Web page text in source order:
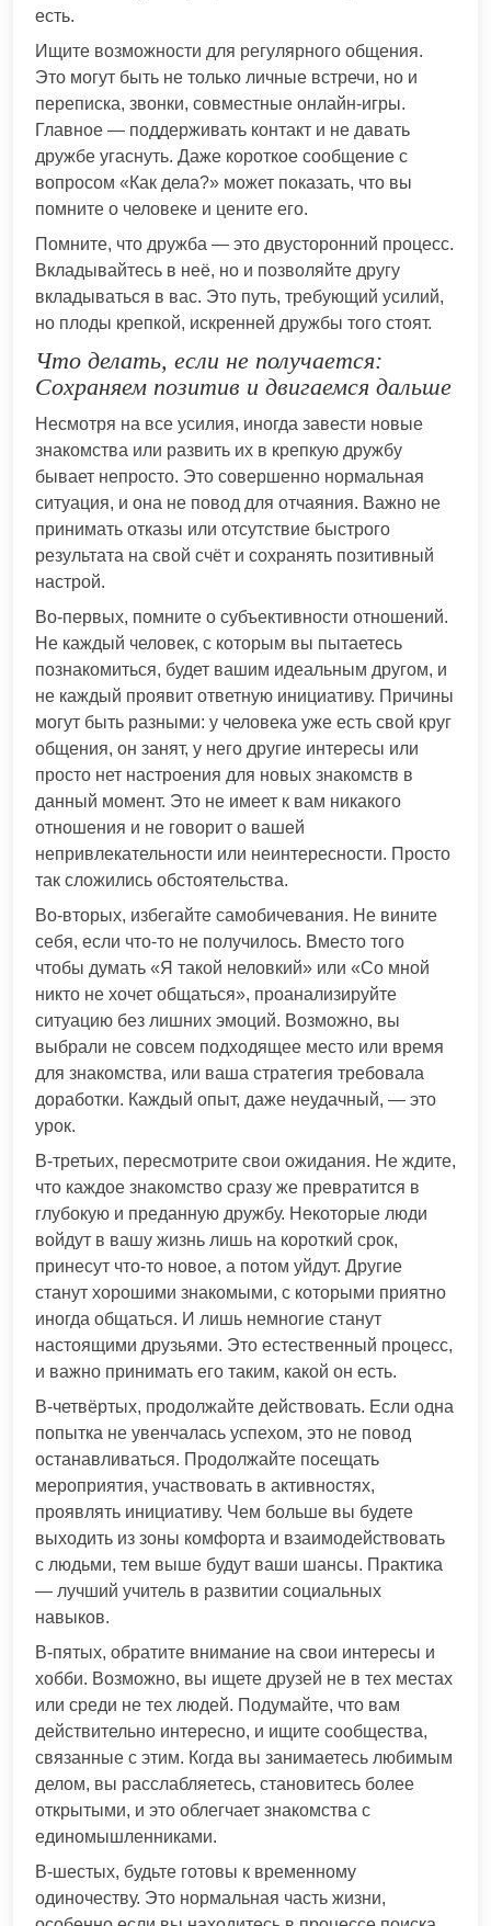
есть.
Ищите возможности для регулярного общения.
Это могут быть не только личные встречи, но и
переписка, звонки, совместные онлайн-игры.
Главное — поддерживать контакт и не давать
дружбе угаснуть. Даже короткое сообщение с
вопросом «Как дела?» может показать, что вы
помните о человеке и цените его.
Помните, что дружба — это двусторонний процесс.
Вкладывайтесь в неё, но и позволяйте другу
вкладываться в вас. Это путь, требующий усилий,
но плоды крепкой, искренней дружбы того стоят.
Что делать, если не получается:
Сохраняем позитив и двигаемся дальше
Несмотря на все усилия, иногда завести новые
знакомства или развить их в крепкую дружбу
бывает непросто. Это совершенно нормальная
ситуация, и она не повод для отчаяния. Важно не
принимать отказы или отсутствие быстрого
результата на свой счёт и сохранять позитивный
настрой.
Во-первых, помните о субъективности отношений.
Не каждый человек, с которым вы пытаетесь
познакомиться, будет вашим идеальным другом, и
не каждый проявит ответную инициативу. Причины
могут быть разными: у человека уже есть свой круг
общения, он занят, у него другие интересы или
просто нет настроения для новых знакомств в
данный момент. Это не имеет к вам никакого
отношения и не говорит о вашей
непривлекательности или неинтересности. Просто
так сложились обстоятельства.
Во-вторых, избегайте самобичевания. Не вините
себя, если что-то не получилось. Вместо того
чтобы думать «Я такой неловкий» или «Со мной
никто не хочет общаться», проанализируйте
ситуацию без лишних эмоций. Возможно, вы
выбрали не совсем подходящее место или время
для знакомства, или ваша стратегия требовала
доработки. Каждый опыт, даже неудачный, — это
урок.
В-третьих, пересмотрите свои ожидания. Не ждите,
что каждое знакомство сразу же превратится в
глубокую и преданную дружбу. Некоторые люди
войдут в вашу жизнь лишь на короткий срок,
принесут что-то новое, а потом уйдут. Другие
станут хорошими знакомыми, с которыми приятно
иногда общаться. И лишь немногие станут
настоящими друзьями. Это естественный процесс,
и важно принимать его таким, какой он есть.
В-четвёртых, продолжайте действовать. Если одна
попытка не увенчалась успехом, это не повод
останавливаться. Продолжайте посещать
мероприятия, участвовать в активностях,
проявлять инициативу. Чем больше вы будете
выходить из зоны комфорта и взаимодействовать
с людьми, тем выше будут ваши шансы. Практика
— лучший учитель в развитии социальных
навыков.
В-пятых, обратите внимание на свои интересы и
хобби. Возможно, вы ищете друзей не в тех местах
или среди не тех людей. Подумайте, что вам
действительно интересно, и ищите сообщества,
связанные с этим. Когда вы занимаетесь любимым
делом, вы расслабляетесь, становитесь более
открытыми, и это облегчает знакомства с
единомышленниками.
В-шестых, будьте готовы к временному
одиночеству. Это нормальная часть жизни,